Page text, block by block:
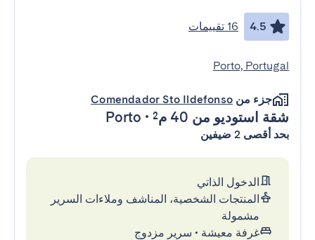
4.5 16 تقييمات
Porto, Portugal
جزء من Comendador Sto Ildefonso
شقة استوديو من 40 م² •
Porto
بحد أقصى 2 ضيفين
الدخول الذاتي
المنتجات الشخصية، المناشف وملاءات السرير
مشمولة
غرفة معيشة • سرير مزدوج